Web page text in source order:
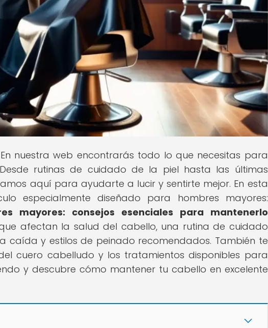
nuestra web encontrarás todo lo que necesitas para
rutinas de cuidado de la piel hasta las últimas
aquí para ayudarte a lucir y sentirte mejor. En esta
especialmente diseñado para hombres mayores:
mayores: consejos esenciales para mantenerlo
afectan la salud del cabello, una rutina de cuidado
caída y estilos de peinado recomendados. También te
cuero cabelludo y los tratamientos disponibles para
y descubre cómo mantener tu cabello en excelente